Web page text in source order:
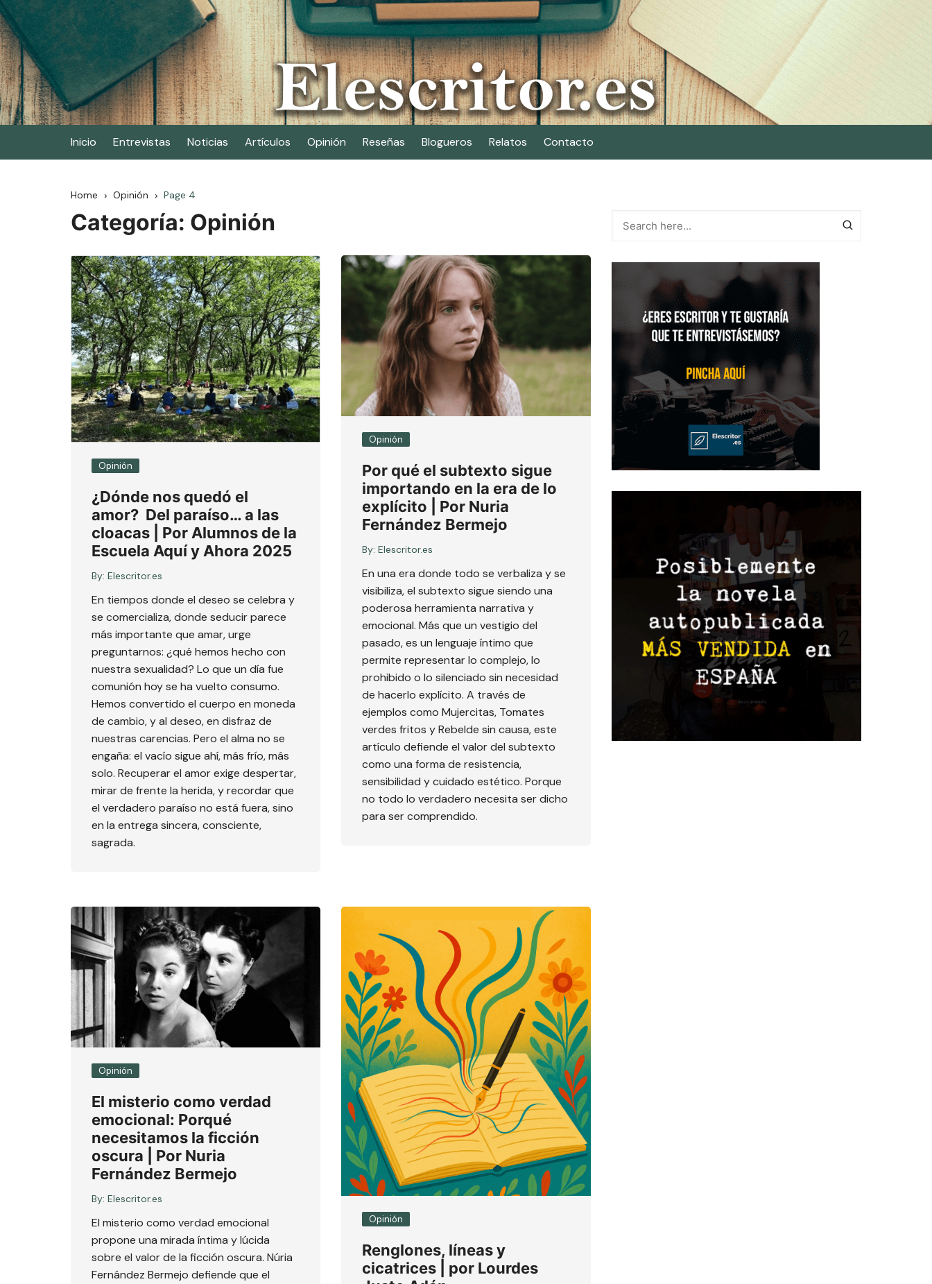
Skip
to
content
Elescritor.es
El periódico digital de los escritores
Inicio Entrevistas Noticias Artículos Opinión Reseñas Blogueros Relatos Contacto
Home Opinión Page 4
Categoría: Opinión
Opinión
¿Dónde nos quedó el
amor? Del paraíso… a las
cloacas | Por Alumnos de la
Escuela Aquí y Ahora 2025
By: Elescritor.es
En tiempos donde el deseo se celebra y
se comercializa, donde seducir parece
más importante que amar, urge
preguntarnos: ¿qué hemos hecho con
nuestra sexualidad? Lo que un día fue
comunión hoy se ha vuelto consumo.
Hemos convertido el cuerpo en moneda
de cambio, y al deseo, en disfraz de
nuestras carencias. Pero el alma no se
engaña: el vacío sigue ahí, más frío, más
solo. Recuperar el amor exige despertar,
mirar de frente la herida, y recordar que
el verdadero paraíso no está fuera, sino
en la entrega sincera, consciente,
sagrada.
Opinión
Por qué el subtexto sigue
importando en la era de lo
explícito | Por Nuria
Fernández Bermejo
By: Elescritor.es
En una era donde todo se verbaliza y se
visibiliza, el subtexto sigue siendo una
poderosa herramienta narrativa y
emocional. Más que un vestigio del
pasado, es un lenguaje íntimo que
permite representar lo complejo, lo
prohibido o lo silenciado sin necesidad
de hacerlo explícito. A través de
ejemplos como Mujercitas, Tomates
verdes fritos y Rebelde sin causa, este
artículo defiende el valor del subtexto
como una forma de resistencia,
sensibilidad y cuidado estético. Porque
no todo lo verdadero necesita ser dicho
para ser comprendido.
Opinión
El misterio como verdad
emocional: Porqué
necesitamos la ficción
oscura | Por Nuria
Fernández Bermejo
By: Elescritor.es
El misterio como verdad emocional
propone una mirada íntima y lúcida
sobre el valor de la ficción oscura. Núria
Fernández Bermejo defiende que el
Opinión
Renglones, líneas y
cicatrices | por Lourdes